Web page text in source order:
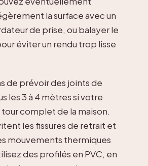
la surface avec un
de prise, ou balayer le
éviter un rendu trop lisse
de prévoir des joints de
les 3 à 4 mètres si votre
complet de la maison.
les fissures de retrait et
mouvements thermiques
des profilés en PVC, en